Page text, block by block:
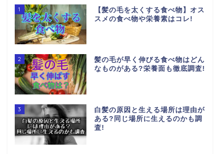
1
【髪の毛を太くする食べ物】オス
スメの食べ物や栄養素はコレ!
2
髪の毛が早く伸びる食べ物はどん
なものがある?栄養面も徹底調査!
3
白髪の原因と生える場所は理由が
ある?同じ場所に生えるのかも調
査!